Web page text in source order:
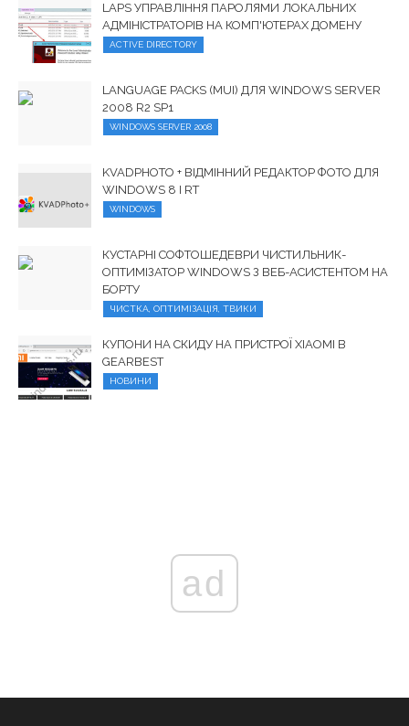
LAPS УПРАВЛІННЯ ПАРОЛЯМИ ЛОКАЛЬНИХ
АДМІНІСТРАТОРІВ НА КОМП'ЮТЕРАХ ДОМЕНУ
ACTIVE DIRECTORY
LANGUAGE PACKS (MUI) ДЛЯ WINDOWS SERVER
2008 R2 SP1
WINDOWS SERVER 2008
KVADPHOTO + ВІДМІННИЙ РЕДАКТОР ФОТО ДЛЯ
WINDOWS 8 І RT
WINDOWS
КУСТАРНІ СОФТОШЕДЕВРИ ЧИСТИЛЬНИК-
ОПТИМІЗАТОР WINDOWS З ВЕБ-АСИСТЕНТОМ НА
БОРТУ
ЧИСТКА, ОПТИМІЗАЦІЯ, ТВИКИ
КУПОНИ НА СКИДУ НА ПРИСТРОЇ XIAOMI В
GEARBEST
НОВИНИ
ad